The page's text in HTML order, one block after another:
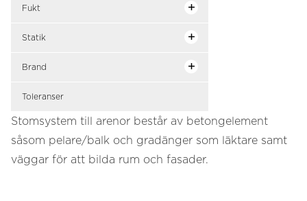
Fukt
Statik
Brand
Toleranser
Stomsystem till arenor består av betongelement
såsom pelare/balk och gradänger som läktare samt
väggar för att bilda rum och fasader.